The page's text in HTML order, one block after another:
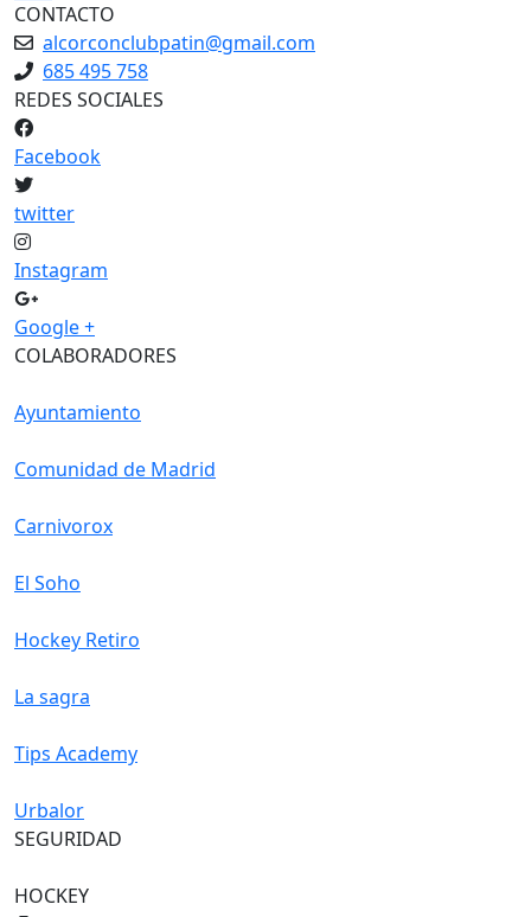
Share
CONTACTO
alcorconclubpatin@gmail.com
685 495 758
REDES SOCIALES
Facebook
twitter
Instagram
Google +
COLABORADORES
Ayuntamiento
Comunidad de Madrid
Carnivorox
El Soho
Hockey Retiro
La sagra
Tips Academy
Urbalor
SEGURIDAD
HOCKEY